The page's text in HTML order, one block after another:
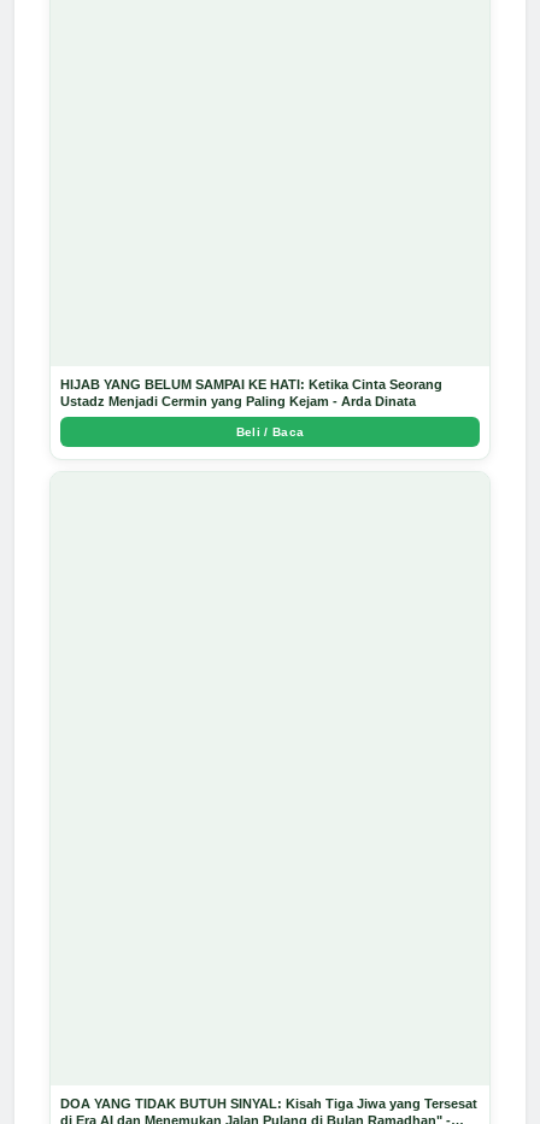
HIJAB YANG BELUM SAMPAI KE HATI: Ketika Cinta Seorang
Ustadz Menjadi Cermin yang Paling Kejam - Arda Dinata
Beli / Baca
DOA YANG TIDAK BUTUH SINYAL: Kisah Tiga Jiwa yang Tersesat
di Era AI dan Menemukan Jalan Pulang di Bulan Ramadhan" -